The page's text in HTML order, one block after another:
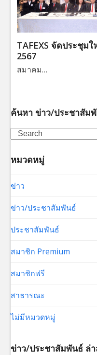
TAFEXS จัดประชุม
2567
สมาคม…
ค้นหา ข่าว/ประชาสัม
Search
หมวดหมู่
ข่าว
ข่าว/ประชาสัมพันธ์
ประชาสัมพันธ์
สมาชิก Premium
สมาชิกฟรี
สาธารณะ
ไม่มีหมวดหมู่
ข่าว/ประชาสัมพันธ์ ล่